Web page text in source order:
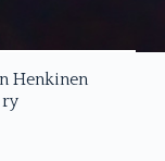
Henkinen
ry